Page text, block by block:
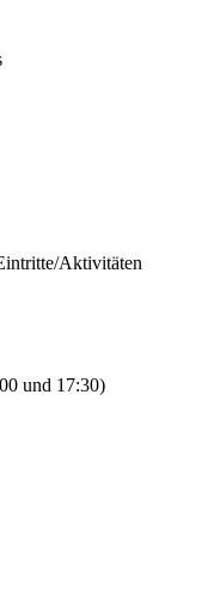
Aktivitäten
und 17:30)